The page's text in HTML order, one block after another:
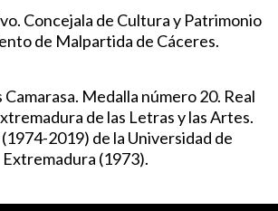
Concejala de Cultura y Patrimonio
de Malpartida de Cáceres.
Medalla número 20. Real
de las Letras y las Artes.
2019) de la Universidad de
Extremadura (1973).